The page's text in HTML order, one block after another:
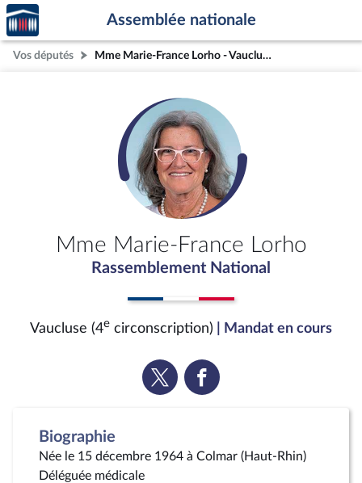
Aller au contenu
Aller en bas de la page
Accèder
à la
page
d'accueil
Assemblée nationale
Vos députés Mme Marie-France Lorho - Vaucluse (4e circonscription)
Mme Marie-France Lorho
Rassemblement National
Vaucluse (4e circonscription) | Mandat en cours
Voir
la
Voir
la
Biographie
Née le 15 décembre 1964 à Colmar (Haut-Rhin)
Déléguée médicale